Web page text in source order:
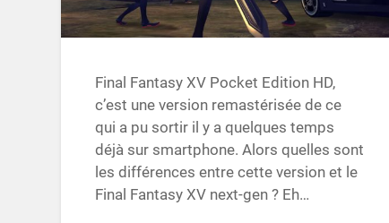
Final Fantasy XV Pocket Edition HD,
c’est une version remastérisée de ce
qui a pu sortir il y a quelques temps
déjà sur smartphone. Alors quelles sont
les différences entre cette version et le
Final Fantasy XV next-gen ? Eh…